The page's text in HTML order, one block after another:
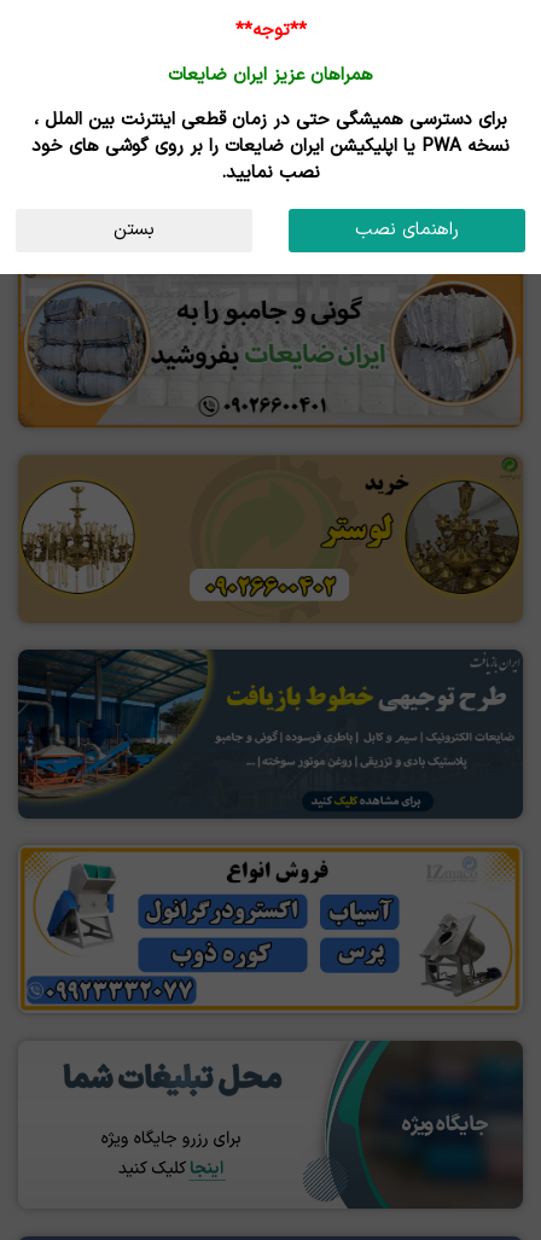
خانه ایران ضایعات
رزرو جایگاه
**توجه**
همراهان عزیز ایران ضایعات
برای دسترسی همیشگی حتی در زمان قطعی اینترنت بین الملل ،
نسخه PWA یا اپلیکیشن ایران ضایعات را بر روی گوشی های خود
نصب نمایید.
راهنمای نصب بستن